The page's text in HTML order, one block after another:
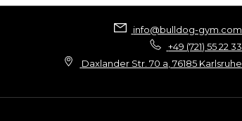
info@bulldog-gym.com
+49 (721) 55 22 33
Daxlander Str. 70 a, 76185 Karlsruhe